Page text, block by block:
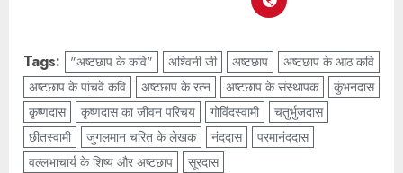
Tags: "अष्टछाप के कवि" अश्विनी जी अष्टछाप
अष्टछाप के आठ कवि
अष्टछाप के पांचवें कवि
अष्टछाप के रत्न अष्टछाप के संस्थापक
कुंभनदास
कृष्णदास
कृष्णदास का जीवन परिचय गोविंदस्वामी
चतुर्भुजदास
छीतस्वामी
जुगलमान चरित के लेखक नंददास
परमानंददास
वल्लभाचार्य के शिष्य और अष्टछाप
सूरदास